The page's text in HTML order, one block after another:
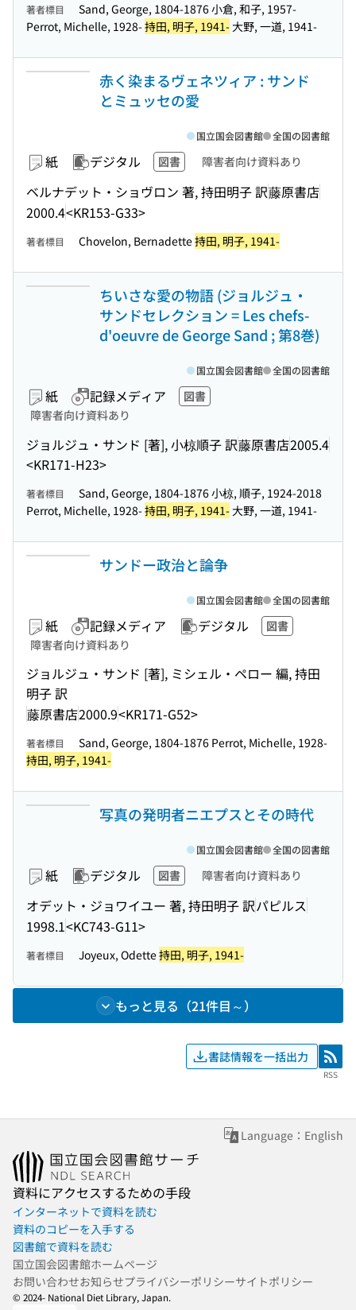
著者標目
Sand, George, 1804-1876 小倉, 和子, 1957-
Perrot, Michelle, 1928-持田, 明子, 1941- 大野, 一道, 1941-
赤く染まるヴェネツィア : サンド
とミュッセの愛
紙 デジタル 図書 障害者向け資料あり
ベルナデット・ショヴロン 著, 持田明子 訳藤原書店
2000.4<KR153-G33>
国立国会図書館 全国の図書館
著者標目 Chovelon, Bernadette持田, 明子, 1941-
ちいさな愛の物語 (ジョルジュ・
サンドセレクション = Les chefs-
d'oeuvre de George Sand ; 第8巻)
紙 記録メディア
図書
障害者向け資料あり
ジョルジュ・サンド [著], 小椋順子 訳藤原書店2005.4
<KR171-H23>
国立国会図書館 全国の図書館
著者標目
Sand, George, 1804-1876 小椋, 順子, 1924-2018
Perrot, Michelle, 1928-持田, 明子, 1941- 大野, 一道, 1941-
サンドー政治と論争
紙 記録メディア デジタル
図書
障害者向け資料あり
ジョルジュ・サンド [著], ミシェル・ペロー 編, 持田
明子 訳
藤原書店2000.9<KR171-G52>
国立国会図書館 全国の図書館
著者標目
Sand, George, 1804-1876 Perrot, Michelle, 1928-
持田, 明子, 1941-
写真の発明者ニエプスとその時代
紙 デジタル 図書 障害者向け資料あり
オデット・ジョワイユー 著, 持田明子 訳パピルス
1998.1<KC743-G11>
国立国会図書館 全国の図書館
著者標目 Joyeux, Odette持田, 明子, 1941-
もっと見る（21件目～）
書誌情報を一括出力 RSS
RSS
Language：English
資料にアクセスするための手段
インターネットで資料を読む
資料のコピーを入手する
図書館で資料を読む
国立国会図書館ホームページ
お問い合わせお知らせプライバシーポリシーサイトポリシー
© 2024- National Diet Library, Japan.